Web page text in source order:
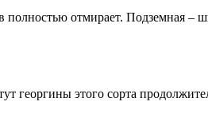
полностью отмирает. Подземная
георгины этого сорта